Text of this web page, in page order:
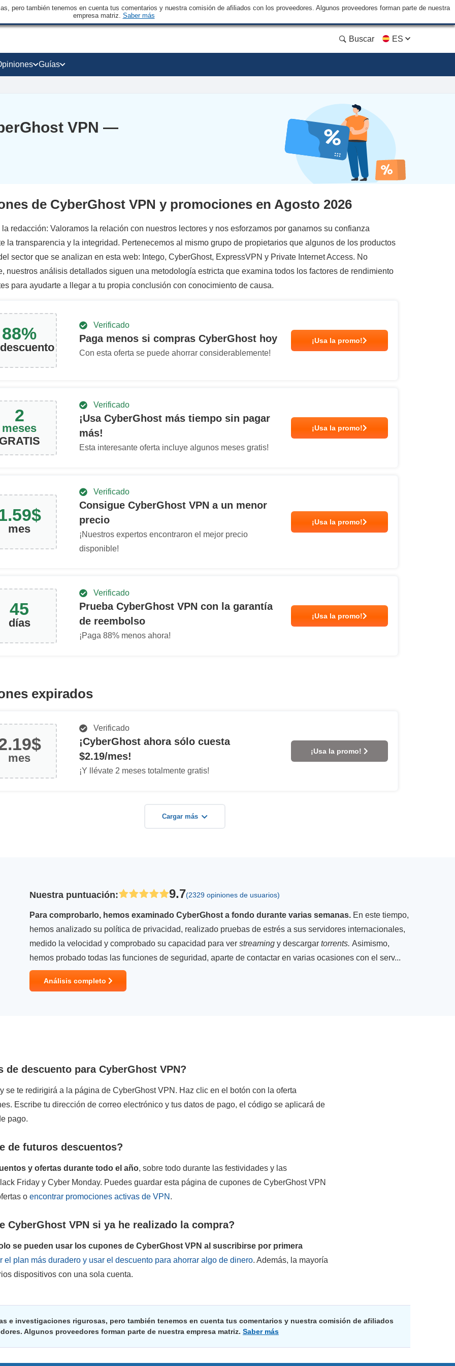
pero también tenemos en cuenta tus comentarios y nuestra comisión de afiliados con los proveedores. Algunos proveedores forman parte de nuestra
empresa matriz. Saber más
Buscar ES
Guías
VPN —
de CyberGhost VPN y promociones en Agosto 2026
la redacción: Valoramos la relación con nuestros lectores y nos esforzamos por ganarnos su confianza
la transparencia y la integridad. Pertenecemos al mismo grupo de propietarios que algunos de los productos
sector que se analizan en esta web: Intego, CyberGhost, ExpressVPN y Private Internet Access. No
nuestros análisis detallados siguen una metodología estricta que examina todos los factores de rendimiento
para ayudarte a llegar a tu propia conclusión con conocimiento de causa.
88% Verificado
Paga menos si compras CyberGhost hoy
Con esta oferta se puede ahorrar considerablemente!
¡Usa la promo!
2
meses
Verificado
¡Usa CyberGhost más tiempo sin pagar
más!
Esta interesante oferta incluye algunos meses gratis!
¡Usa la promo!
$
mes
Verificado
Consigue CyberGhost VPN a un menor
precio
¡Nuestros expertos encontraron el mejor precio
disponible!
¡Usa la promo!
45
días
Verificado
Prueba CyberGhost VPN con la garantía
de reembolso
¡Paga 88% menos ahora!
¡Usa la promo!
expirados
mes
Verificado
¡CyberGhost ahora sólo cuesta
$2.19/mes!
¡Y llévate 2 meses totalmente gratis!
¡Usa la promo!
Cargar más
Nuestra puntuación: 9.7(2329 opiniones de usuarios)
Para comprobarlo, hemos examinado CyberGhost a fondo durante varias semanas. En este tiempo,
hemos analizado su política de privacidad, realizado pruebas de estrés a sus servidores internacionales,
medido la velocidad y comprobado su capacidad para ver streaming y descargar torrents. Asimismo,
hemos probado todas las funciones de seguridad, aparte de contactar en varias ocasiones con el serv...
Análisis completo
descuento para CyberGhost VPN?
se te redirigirá a la página de CyberGhost VPN. Haz clic en el botón con la oferta
Escribe tu dirección de correo electrónico y tus datos de pago, el código se aplicará de
pago.
de futuros descuentos?
y ofertas durante todo el año, sobre todo durante las festividades y las
Friday y Cyber Monday. Puedes guardar esta página de cupones de CyberGhost VPN
o encontrar promociones activas de VPN .
CyberGhost VPN si ya he realizado la compra?
se pueden usar los cupones de CyberGhost VPN al suscribirse por primera
el plan más duradero y usar el descuento para ahorrar algo de dinero. Además, la mayoría
dispositivos con una sola cuenta.
e investigaciones rigurosas, pero también tenemos en cuenta tus comentarios y nuestra comisión de afiliados
Algunos proveedores forman parte de nuestra empresa matriz. Saber más